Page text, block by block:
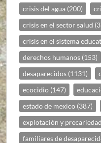
crisis del agua (200)
crisis en el sector salud
crisis en el sistema
derechos humanos (153)
desaparecidos (1131)
ecocidio (147)
estado de mexico (387)
explotación y
familiares de